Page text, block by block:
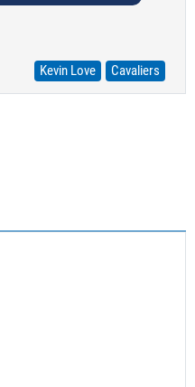
Kevin Love Cavaliers